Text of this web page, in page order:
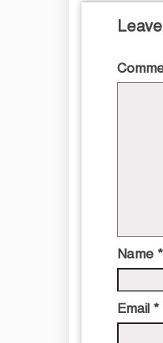
Name *
Email *